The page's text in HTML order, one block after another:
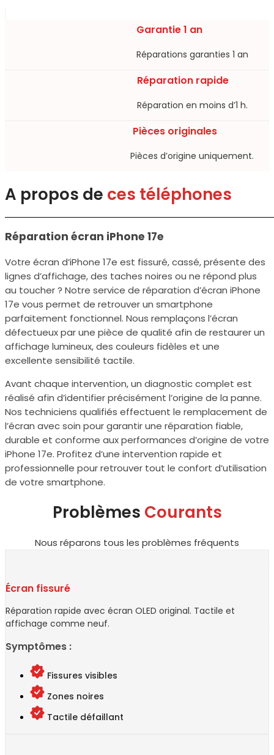
Garantie 1 an
Réparations garanties 1 an​
Réparation rapide
Réparation en moins d’1 h.​
Pièces originales
Pièces d’origine uniquement.​
A propos de ces téléphones
Réparation écran iPhone 17e
Votre écran d’iPhone 17e est fissuré, cassé, présente des
lignes d’affichage, des taches noires ou ne répond plus
au toucher ? Notre service de réparation d’écran iPhone
17e vous permet de retrouver un smartphone
parfaitement fonctionnel. Nous remplaçons l’écran
défectueux par une pièce de qualité afin de restaurer un
affichage lumineux, des couleurs fidèles et une
excellente sensibilité tactile.
Avant chaque intervention, un diagnostic complet est
réalisé afin d’identifier précisément l’origine de la panne.
Nos techniciens qualifiés effectuent le remplacement de
l’écran avec soin pour garantir une réparation fiable,
durable et conforme aux performances d’origine de votre
iPhone 17e. Profitez d’une intervention rapide et
professionnelle pour retrouver tout le confort d’utilisation
de votre smartphone.
Problèmes Courants
Nous réparons tous les problèmes fréquents
Écran fissuré
Réparation rapide avec écran OLED original. Tactile et
affichage comme neuf.
Symptômes :
Fissures visibles
Zones noires
Tactile défaillant